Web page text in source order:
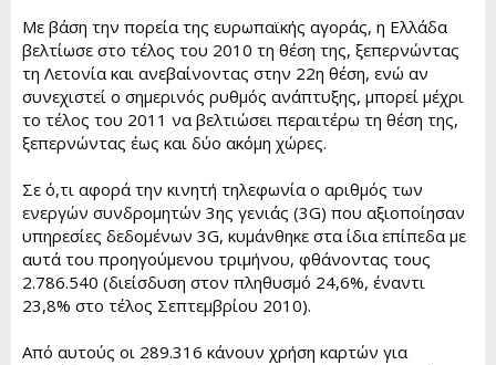
Με βάση την πορεία της ευρωπαϊκής αγοράς, η Ελλάδα
βελτίωσε στο τέλος του 2010 τη θέση της, ξεπερνώντας
τη Λετονία και ανεβαίνοντας στην 22η θέση, ενώ αν
συνεχιστεί ο σημερινός ρυθμός ανάπτυξης, μπορεί μέχρι
το τέλος του 2011 να βελτιώσει περαιτέρω τη θέση της,
ξεπερνώντας έως και δύο ακόμη χώρες.
Σε ό,τι αφορά την κινητή τηλεφωνία ο αριθμός των
ενεργών συνδρομητών 3ης γενιάς (3G) που αξιοποίησαν
υπηρεσίες δεδομένων 3G, κυμάνθηκε στα ίδια επίπεδα με
αυτά του προηγούμενου τριμήνου, φθάνοντας τους
2.786.540 (διείσδυση στον πληθυσμό 24,6%, έναντι
23,8% στο τέλος Σεπτεμβρίου 2010).
Από αυτούς οι 289.316 κάνουν χρήση καρτών για